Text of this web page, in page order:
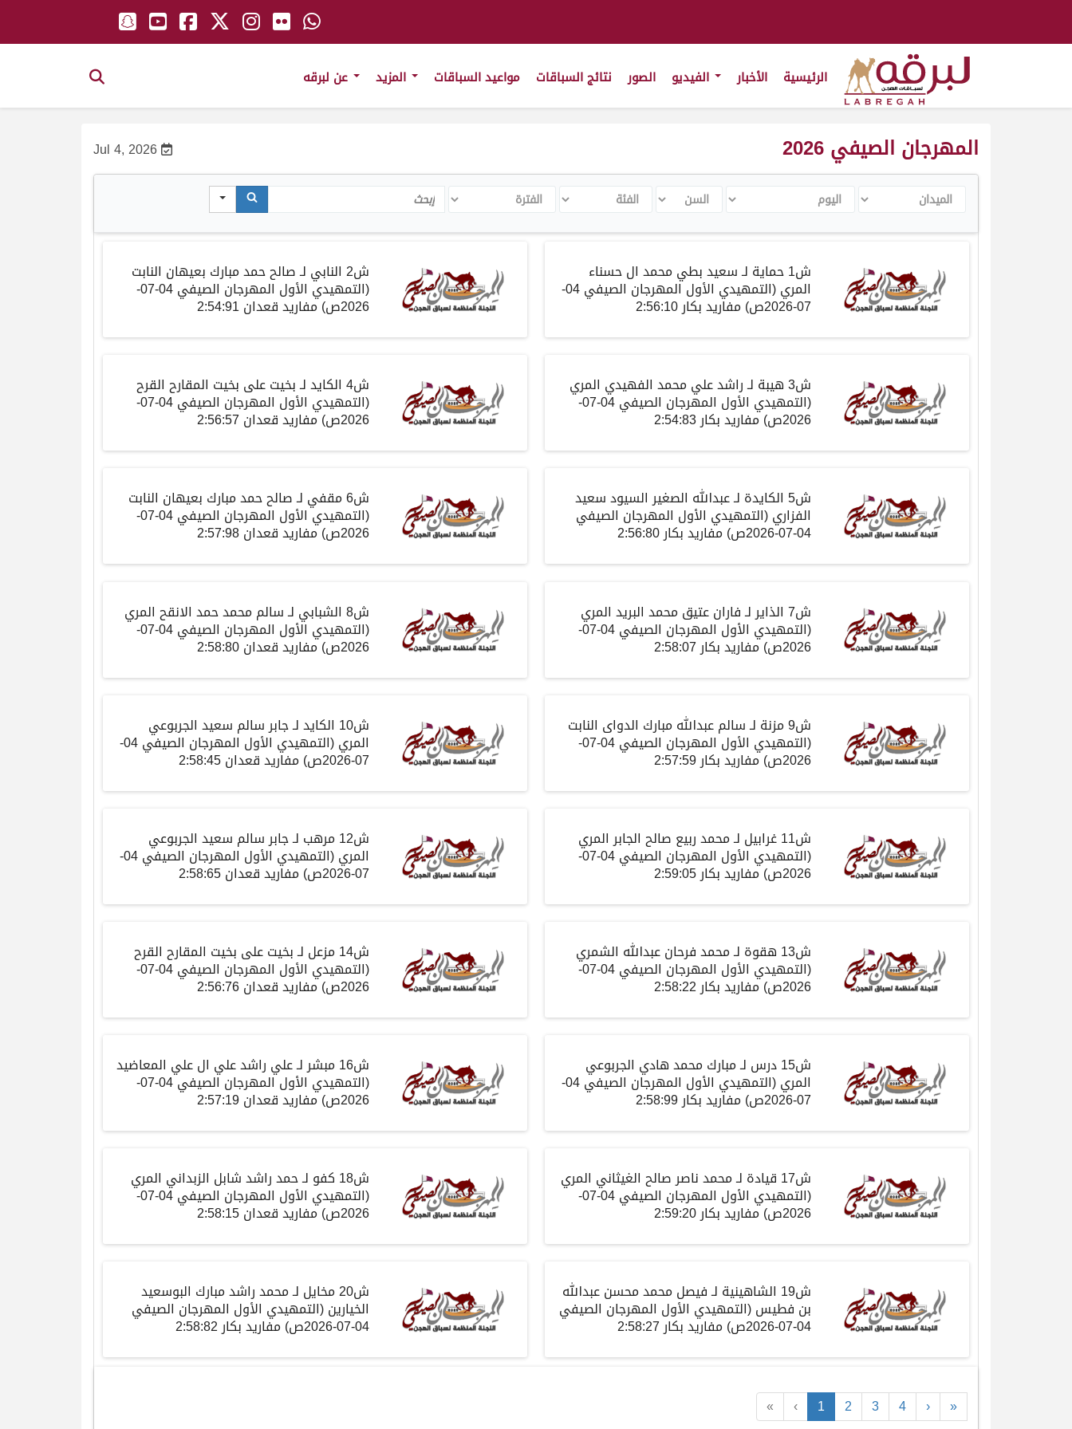
الرئيسية الأخبار الصور نتائج السباقات مواعيد السباقات
Jul 4, 2026 المهرجان الصيفي 2026
الميدان اليوم السن الفئة الفترة Search
« ‹ 1 2 3 4 › »
ش1 حماية لـ سعيد بطي محمد ال حسناء
المري(التمهيدي الأول المهرجان الصيفي 04-
07-2026 ص)مفاريدبكار2:56:10
ش2 النابي لـ صالح حمد مبارك بعيهان النابت
(التمهيدي الأول المهرجان الصيفي 04-07-
2026ص)مفاريدقعدان2:54:91
ش3هيبة لـ راشد علي محمد الفهيدي المري
(التمهيدي الأول المهرجان الصيفي 04-07-
2026ص)مفاريدبكار2:54:83
ش4 الكايدلـ بخيت على بخيت المقارح القرح
(التمهيدي الأول المهرجان الصيفي 04-07-
2026ص)مفاريدقعدان
ش5 الكايدة لـ عبدالله الصغير السيود سعيد
الفزاري(التمهيدي الأول المهرجان الصيفي
04-07-2026 ص)مفاريدبكار2:56:80
ش6مقفي لـ صالح حمد مبارك بعيهان النابت
(التمهيدي الأول المهرجان الصيفي 04-07-
2026ص)مفاريدقعدان2:57:98
ش7 الذايرلـ فاران عتيق محمد البريد المري
(التمهيدي الأول المهرجان الصيفي 04-07-
2026ص)مفاريدبكار2:58:07
ش8 الشبابي لـ سالم محمد حمد الانقح المري
(التمهيدي الأول المهرجان الصيفي 04-07-
2026ص)مفاريدقعدان2:58:80
ش9مزنة لـ سالم عبدالله مبارك الدواى النابت
(التمهيدي الأول المهرجان الصيفي 04-07-
2026ص)مفاريدبكار2:57:59
ش10 الكايدلـ جابر سالم سعيد الجربوعي
المري(التمهيدي الأول المهرجان الصيفي 04-
07-2026 ص)مفاريدقعدان2:58:45
ش11 غرابيل لـ محمد ربيع صالح الجابر المري
(التمهيدي الأول المهرجان الصيفي 04-07-
2026ص)مفاريدبكار2:59:05
ش12 مرهب لـ جابر سالم سعيد الجربوعي
المري(التمهيدي الأول المهرجان الصيفي 04-
07-2026 ص)مفاريدقعدان2:58:65
ش13 هقوة لـ محمد فرحان عبدالله الشمري
(التمهيدي الأول المهرجان الصيفي 04-07-
2026ص)مفاريدبكار2:58:22
ش14 مزعل لـ بخيت على بخيت المقارح القرح
(التمهيدي الأول المهرجان الصيفي 04-07-
2026ص)مفاريدقعدان2:56:76
ش15 درس لـ مبارك محمد هادي الجربوعي
المري(التمهيدي الأول المهرجان الصيفي 04-
07-2026 ص)مفاريدبكار2:58:99
ش16 مبشرلـ علي راشد علي ال علي المعاضيد
(التمهيدي الأول المهرجان الصيفي 04-07-
2026ص)مفاريدقعدان2:57:19
ش17 قيادة لـ محمد ناصر صالح الغيثاني المري
(التمهيدي الأول المهرجان الصيفي 04-07-
2026ص)مفاريدبكار2:59:20
ش18 كفو لـ حمد راشد شابل الزبداني المري
(التمهيدي الأول المهرجان الصيفي 04-07-
2026ص)مفاريدقعدان2:58:15
ش19 الشاهينية لـ فيصل محمد محسن عبدالله
بن فطيس(التمهيدي الأول المهرجان الصيفي
04-07-2026 ص)مفاريدبكار2:58:27
ش20 مخايل لـ محمد راشد مبارك البوسعيد
الخيارين(التمهيدي الأول المهرجان الصيفي
04-07-2026 ص)مفاريدبكار2:58:82